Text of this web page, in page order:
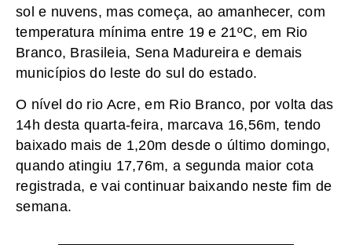
sol e nuvens, mas começa, ao amanhecer, com
temperatura mínima entre 19 e 21ºC, em Rio
Branco, Brasileia, Sena Madureira e demais
municípios do leste do sul do estado.
O nível do rio Acre, em Rio Branco, por volta das
14h desta quarta-feira, marcava 16,56m, tendo
baixado mais de 1,20m desde o último domingo,
quando atingiu 17,76m, a segunda maior cota
registrada, e vai continuar baixando neste fim de
semana.